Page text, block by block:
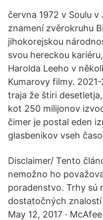
června 1972 v Soulu
znamení zvěrokruhu
jihokorejskou
svou hereckou
Harolda Leeho v
Kumarovy filmy.
traja že štiri
kot 250 milijonov
čimer je postal eden
glasbenikov vseh
Disclaimer/ Tento
nemožno ho
poradenstvo. Trhy sú
dostatočných
May 12, 2017 ·